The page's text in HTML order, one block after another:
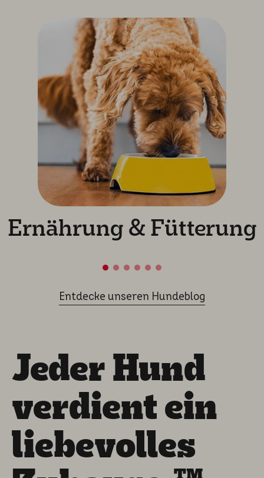
Ernährung & Fütterung
Entdecke unseren Hundeblog
Jeder Hund
verdient ein
liebevolles